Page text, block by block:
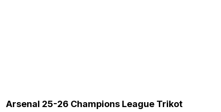
Arsenal 25-26 Champions League Trikot